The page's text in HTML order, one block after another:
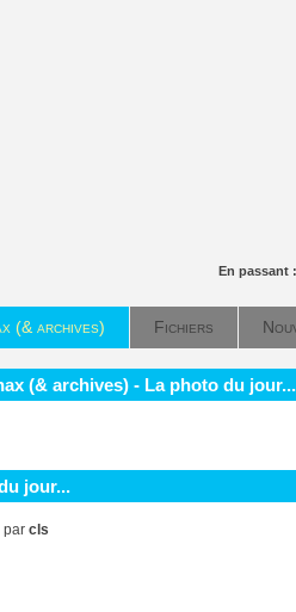
En passant :
(& archives) Fichiers
(& archives) - La photo du jour...
jour...
cls